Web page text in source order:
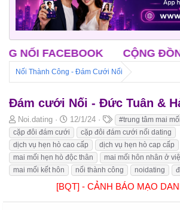
CỘNG ĐỒNG NỐI ZALO
Nối Thành Công - Đám Cưới Nối
Đám cưới Nối - Đức Tuân &
B
ắ
t
đ
ầ
u
Noi.dating
N
g
à
y
b
t
đ
ầ
12/1/24
T
h
ẻ
#trung tâm mai
cặp đôi đám cưới
cặp đôi đám cưới nối dating
dịch vụ hẹn hò cao cấp
dịch vụ hẹn hò cap cấp
mai mối hẹn hò độc thân
mai mối hôn nhân ở
mai mối kết hôn
nối thành công noidating
[BQT] - CẢNH BÁO MẠO